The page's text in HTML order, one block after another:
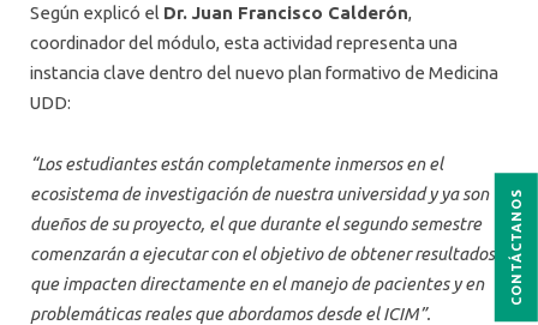
Según explicó el Dr. Juan Francisco Calderón,
coordinador del módulo, esta actividad representa una
instancia clave dentro del nuevo plan formativo de Medicina
UDD:
“Los estudiantes están completamente inmersos en el
ecosistema de investigación de nuestra universidad y ya son
dueños de su proyecto, el que durante el segundo semestre
comenzarán a ejecutar con el objetivo de obtener resultados
que impacten directamente en el manejo de pacientes y en
problemáticas reales que abordamos desde el ICIM”.
CONTÁCTANOS